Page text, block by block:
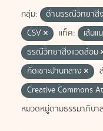
กลุ่ม: ด้านธรณีวิทยาสิ่
CSV
แท็ค: เส้นแ
ธรณีวิทยาสิ่งแวดล้อม
กัดเซาะปานกลาง
Creative Commons
หมวดหมู่ตามธรรมาภิบา